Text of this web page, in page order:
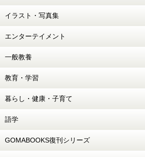
イラスト・写真集
エンターテイメント
一般教養
教育・学習
暮らし・健康・子育て
語学
GOMABOOKS復刊シリーズ